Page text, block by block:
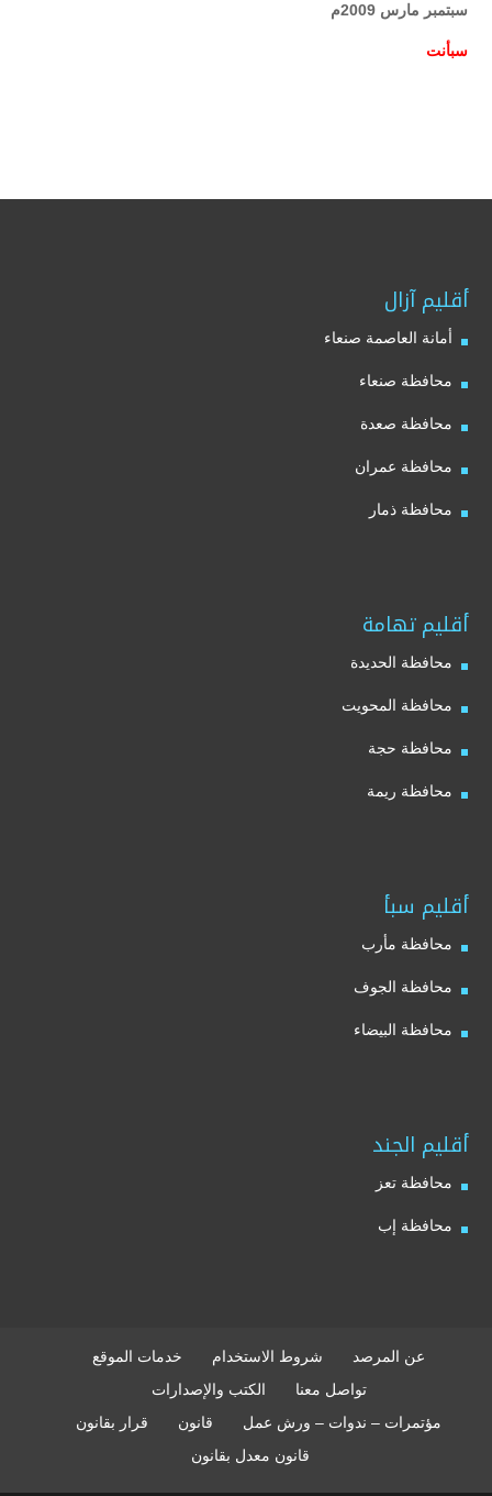
سبتمبر مارس 2009م
سبأنت
أقليم آزال
أمانة العاصمة صنعاء
محافظة صنعاء
محافظة صعدة
محافظة عمران
محافظة ذمار
أقليم تهامة
محافظة الحديدة
محافظة المحويت
محافظة حجة
محافظة ريمة
أقليم سبأ
محافظة مأرب
محافظة الجوف
محافظة البيضاء
أقليم الجند
محافظة تعز
محافظة إب
عن المرصد شروط الاستخدام
خدمات الموقع
تواصل معنا
الكتب والإصدارات
مؤتمرات – ندوات – ورش عمل
قانون
قرار بقانون
قانون معدل بقانون